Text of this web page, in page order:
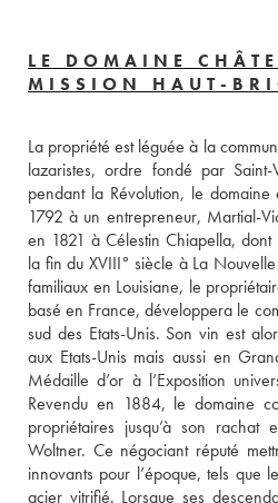
LE DOMAINE
MISSION HAUT-
La propriété est léguée à la
lazaristes, ordre fondé par Saint-
pendant la Révolution, le
1792 à un entrepreneur, Martial-
en 1821 à Célestin Chiapella,
la fin du XVIII° siècle à La
familiaux en Louisiane, le
basé en France, développera le
sud des Etats-Unis. Son vin est
aux Etats-Unis mais aussi en
Médaille d’or à l’Exposition
Revendu en 1884, le domaine
propriétaires jusqu’à son
Woltner. Ce négociant réputé
innovants pour l’époque, tels que
acier vitrifié. Lorsque ses